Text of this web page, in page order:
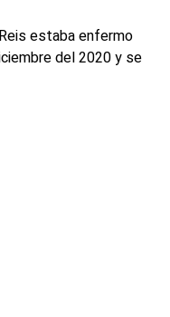
estaba enfermo
del 2020 y se